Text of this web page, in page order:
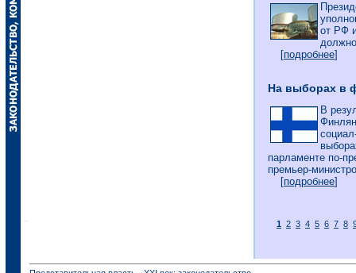
от РФ
[подробнее]
На выборах в
В
парламенте по-
премьер-
[подробнее]
1 2 3 4 5 6 7 8